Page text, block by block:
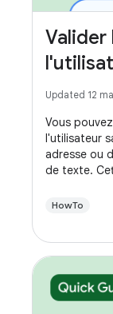
Valider
Updated 12
Vous
l'utilisateur
adresse ou
de texte.
HowTo